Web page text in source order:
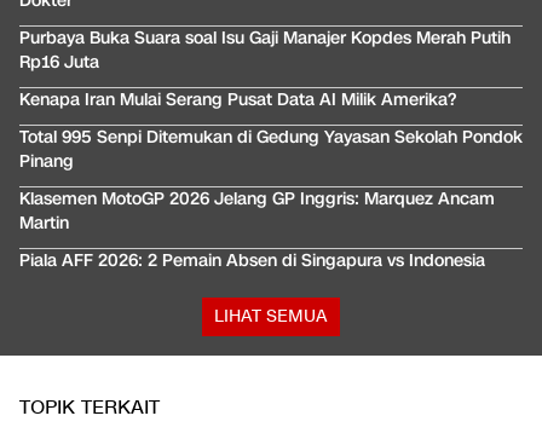
Purbaya Buka Suara soal Isu Gaji Manajer Kopdes Merah Putih
Rp16 Juta
Kenapa Iran Mulai Serang Pusat Data AI Milik Amerika?
Total 995 Senpi Ditemukan di Gedung Yayasan Sekolah Pondok
Pinang
Klasemen MotoGP 2026 Jelang GP Inggris: Marquez Ancam
Martin
Piala AFF 2026: 2 Pemain Absen di Singapura vs Indonesia
LIHAT SEMUA
TOPIK TERKAIT